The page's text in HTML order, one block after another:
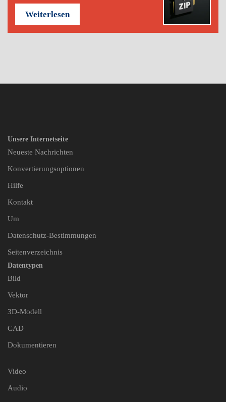
Weiterlesen
Unsere Internetseite
Neueste Nachrichten
Konvertierungsoptionen
Hilfe
Kontakt
Um
Datenschutz-Bestimmungen
Seitenverzeichnis
Datentypen
Bild
Vektor
3D-Modell
CAD
Dokumentieren
Video
Audio